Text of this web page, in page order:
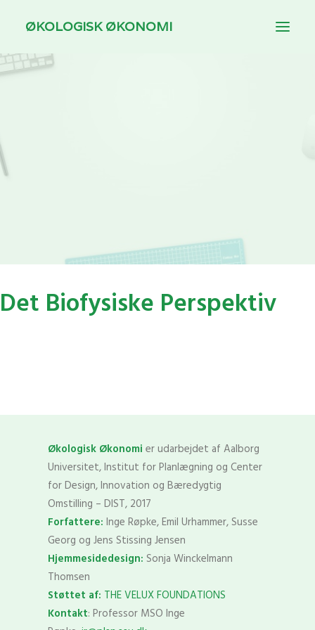
ØKOLOGISK ØKONOMI
Det Biofysiske Perspektiv
Økologisk Økonomi er udarbejdet af Aalborg
Universitet, Institut for Planlægning og Center
for Design, Innovation og Bæredygtig
Omstilling – DIST, 2017
Forfattere: Inge Røpke, Emil Urhammer, Susse
Georg og Jens Stissing Jensen
Hjemmesidedesign: Sonja Winckelmann
Thomsen
Støttet af: THE VELUX FOUNDATIONS
Kontakt: Professor MSO Inge